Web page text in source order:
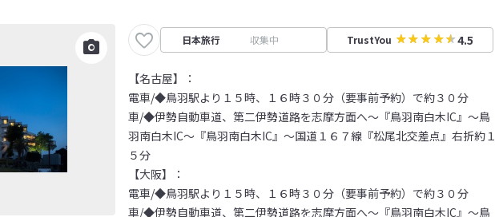
日本旅行 収集中 TrustYou 4.5
【名古屋】：
電車/◆鳥羽駅より１５時、１６時３０分（要事前予約）で約３０分
車/◆伊勢自動車道、第二伊勢道路を志摩方面へ～『鳥羽南白木IC』～鳥
羽南白木IC～『鳥羽南白木IC』～国道１６７線『松尾北交差点』右折約１
５分
【大阪】：
電車/◆鳥羽駅より１５時、１６時３０分（要事前予約）で約３０分
車/◆伊勢自動車道、第二伊勢道路を志摩方面へ～『鳥羽南白木IC』～鳥